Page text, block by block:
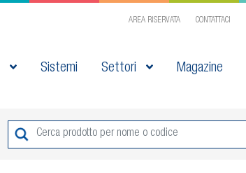
AREA RISERVATA CONTATTACI
Sistemi Settori Magazine